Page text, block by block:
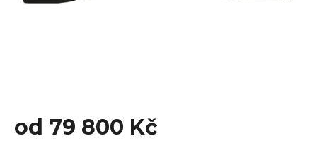
od 79 800 Kč